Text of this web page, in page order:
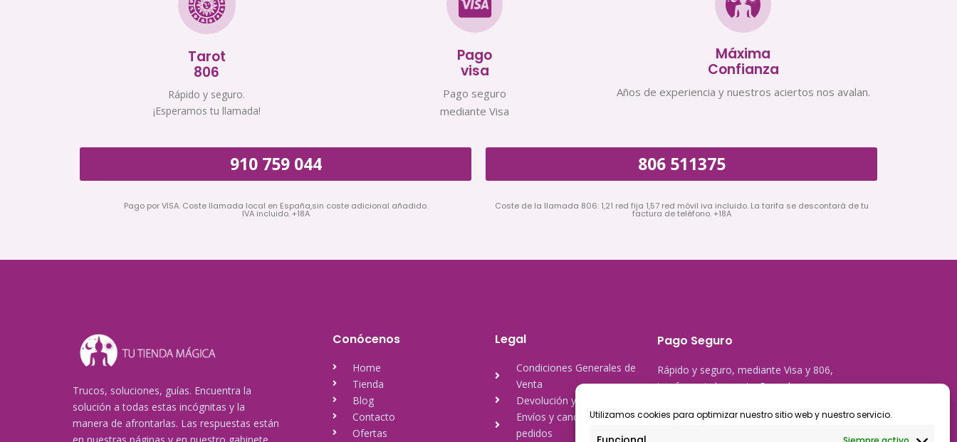
Utilizamos cookies para optimizar nuestro sitio web y nuestro servicio.
Tarot
806
Rápido y seguro.
¡Esperamos tu llamada!
Pago
visa
Pago seguro
mediante Visa
Máxima
Confianza
Años de experiencia y nuestros aciertos nos avalan.
910 759 044
Pago por VISA. Coste llamada local en España,sin coste adicional añadido.
IVA incluido. +18A
806 511375
Coste de la llamada 806: 1,21 red fija 1,57 red móvil iva incluido. La tarifa se descontará de tu
factura de teléfono. +18A
Trucos, soluciones, guías. Encuentra la
solución a todas estas incógnitas y la
manera de afrontarlas. Las respuestas están
Conócenos
Home
Tienda
Blog
Contacto
Ofertas
Legal
Condiciones Generales de
Venta
Devolución y reembolso
Envíos y cancelación de
pedidos
Pago Seguro
Rápido y seguro, mediante Visa y 806,
trasferencia bancaria, Paypal